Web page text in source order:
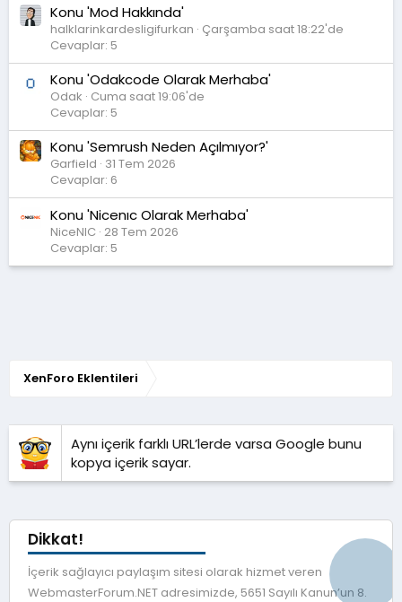
Konu 'Mod Hakkında'
halklarinkardesligifurkan Çarşamba saat 18:22'de
Cevaplar: 5
Konu 'Odakcode Olarak Merhaba'
Odak Cuma saat 19:06'de
Cevaplar: 5
Konu 'Semrush Neden Açılmıyor?'
Garfield 31 Tem 2026
Cevaplar: 6
Konu 'Nicenıc Olarak Merhaba'
NiceNIC 28 Tem 2026
Cevaplar: 5
XenForo Eklentileri
Aynı içerik farklı URL’lerde varsa Google bunu
kopya içerik sayar.
Dikkat!
İçerik sağlayıcı paylaşım sitesi olarak hizmet veren
WebmasterForum.NET adresimizde, 5651 Sayılı Kanun’un 8.